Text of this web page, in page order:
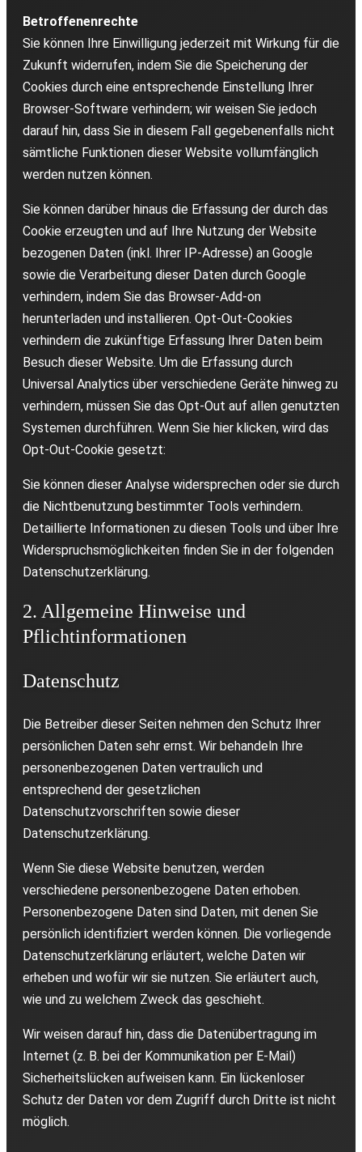
Betroffenenrechte
Sie können Ihre Einwilligung jederzeit mit Wirkung für die
Zukunft widerrufen, indem Sie die Speicherung der
Cookies durch eine entsprechende Einstellung Ihrer
Browser-Software verhindern; wir weisen Sie jedoch
darauf hin, dass Sie in diesem Fall gegebenenfalls nicht
sämtliche Funktionen dieser Website vollumfänglich
werden nutzen können.
Sie können darüber hinaus die Erfassung der durch das
Cookie erzeugten und auf Ihre Nutzung der Website
bezogenen Daten (inkl. Ihrer IP-Adresse) an Google
sowie die Verarbeitung dieser Daten durch Google
verhindern, indem Sie das Browser-Add-on
herunterladen und installieren. Opt-Out-Cookies
verhindern die zukünftige Erfassung Ihrer Daten beim
Besuch dieser Website. Um die Erfassung durch
Universal Analytics über verschiedene Geräte hinweg zu
verhindern, müssen Sie das Opt-Out auf allen genutzten
Systemen durchführen. Wenn Sie hier klicken, wird das
Opt-Out-Cookie gesetzt:
Sie können dieser Analyse widersprechen oder sie durch
die Nichtbenutzung bestimmter Tools verhindern.
Detaillierte Informationen zu diesen Tools und über Ihre
Widerspruchsmöglichkeiten finden Sie in der folgenden
Datenschutzerklärung.
2. Allgemeine Hinweise und
Pflichtinformationen
Datenschutz
Die Betreiber dieser Seiten nehmen den Schutz Ihrer
persönlichen Daten sehr ernst. Wir behandeln Ihre
personenbezogenen Daten vertraulich und
entsprechend der gesetzlichen
Datenschutzvorschriften sowie dieser
Datenschutzerklärung.
Wenn Sie diese Website benutzen, werden
verschiedene personenbezogene Daten erhoben.
Personenbezogene Daten sind Daten, mit denen Sie
persönlich identifiziert werden können. Die vorliegende
Datenschutzerklärung erläutert, welche Daten wir
erheben und wofür wir sie nutzen. Sie erläutert auch,
wie und zu welchem Zweck das geschieht.
Wir weisen darauf hin, dass die Datenübertragung im
Internet (z. B. bei der Kommunikation per E-Mail)
Sicherheitslücken aufweisen kann. Ein lückenloser
Schutz der Daten vor dem Zugriff durch Dritte ist nicht
möglich.